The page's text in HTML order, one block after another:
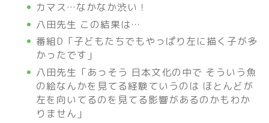
カマス…なかなか渋い！
八田先生 この結果は…
番組D「子どもたちでもやっぱり左に描く子が多
かったです」
八田先生「あっそう 日本文化の中で そういう魚
の絵なんかを見てる経験ていうのは ほとんどが
左を向いてるのを見てる影響があるのかもわか
りません」